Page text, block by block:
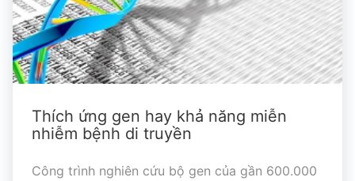
Thích ứng gen hay khả năng miễn
nhiễm bệnh di truyền
Công trình nghiên cứu bộ gen của gần 600.000